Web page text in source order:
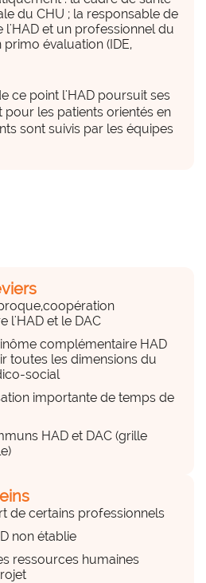
du CHU ; la responsable de
l'HAD et un professionnel du
primo évaluation (IDE,
ce point l'HAD poursuit ses
pour les patients orientés en
sont suivis par les équipes
l'HAD et le DAC
complémentaire HAD
toutes les dimensions du
social
importante de temps de
HAD et DAC (grille
de certains professionnels
non établie
ressources humaines
hexagon_r0
Beaucoup
externes
sociale)
du matériel
hexagon_r0
Peu
(internes et
moyens humains ne
financement